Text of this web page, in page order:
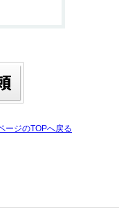
ージのTOPへ戻る